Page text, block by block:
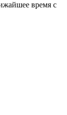
время с